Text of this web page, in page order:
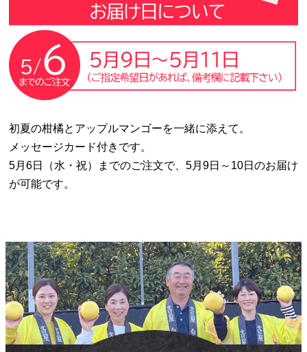
初夏の柑橘とアップルマンゴーを一緒に添えて。
メッセージカード付きです。
5月6日（水・祝）までのご注文で、5月9日～10日のお届け
が可能です。